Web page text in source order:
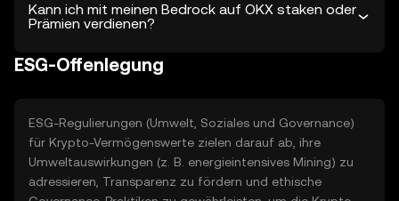
Kann ich mit meinen Bedrock auf OKX staken oder
Prämien verdienen?
ESG-Offenlegung
ESG-Regulierungen (Umwelt, Soziales und Governance)
für Krypto-Vermögenswerte zielen darauf ab, ihre
Umweltauswirkungen (z. B. energieintensives Mining) zu
adressieren, Transparenz zu fördern und ethische